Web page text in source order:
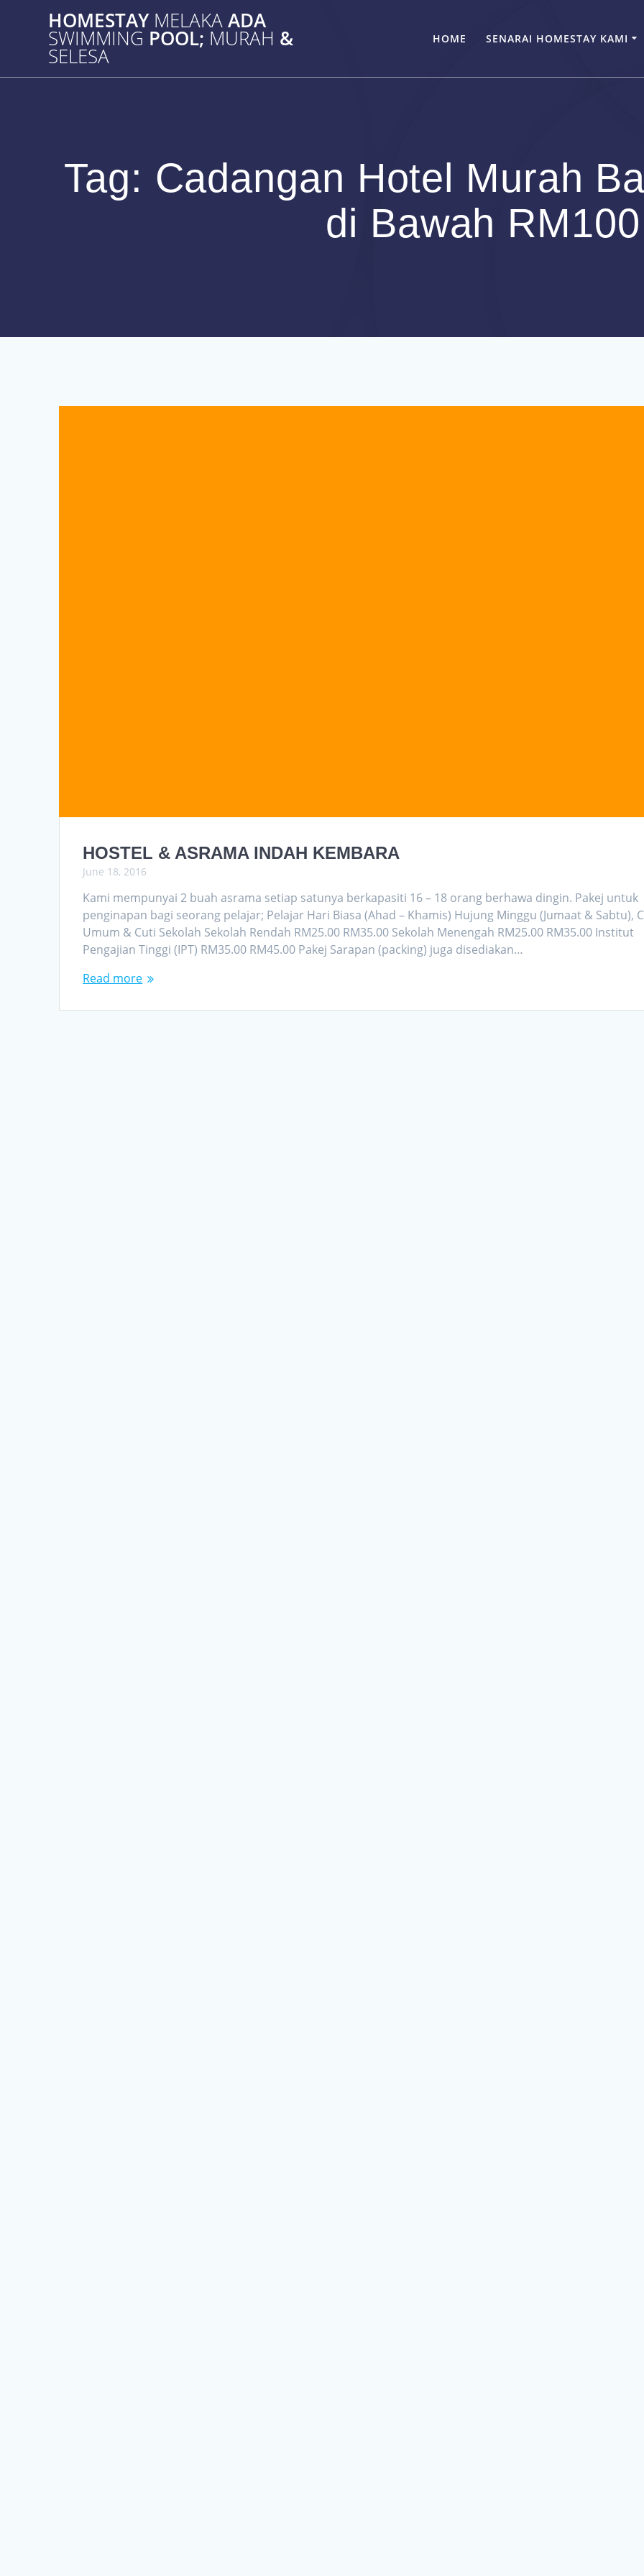
HOMESTAYMELAKA ADA
SWIMMING POOL; MURAH &
SELESA
HOME SENARAI HOMESTAY KAMI
Tag: Cadangan Hotel Murah
di Bawah RM100
HOSTEL & ASRAMA INDAH KEMBARA
June 18, 2016
Kami mempunyai 2 buah asrama setiap satunya berkapasiti 16 – 18 orang berhawa dingin. Pakej untuk
penginapan bagi seorang pelajar; Pelajar Hari Biasa (Ahad – Khamis) Hujung Minggu (Jumaat & Sabtu),
Umum & Cuti Sekolah Sekolah Rendah RM25.00 RM35.00 Sekolah Menengah RM25.00 RM35.00 Institut
Pengajian Tinggi (IPT) RM35.00 RM45.00 Pakej Sarapan (packing) juga disediakan…
Read more